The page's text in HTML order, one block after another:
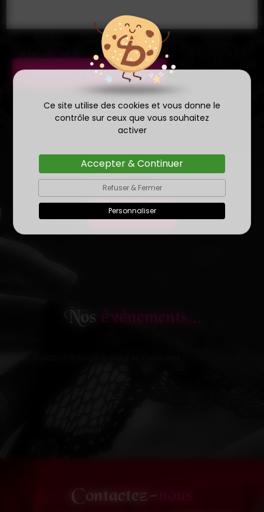
Ce site utilise des cookies et vous donne le
contrôle sur ceux que vous souhaitez
activer
Accepter & Continuer
Refuser & Fermer
Personnaliser
Retour aux évènements
Avis clients
En lire plus
Nos événements...
Contactez-